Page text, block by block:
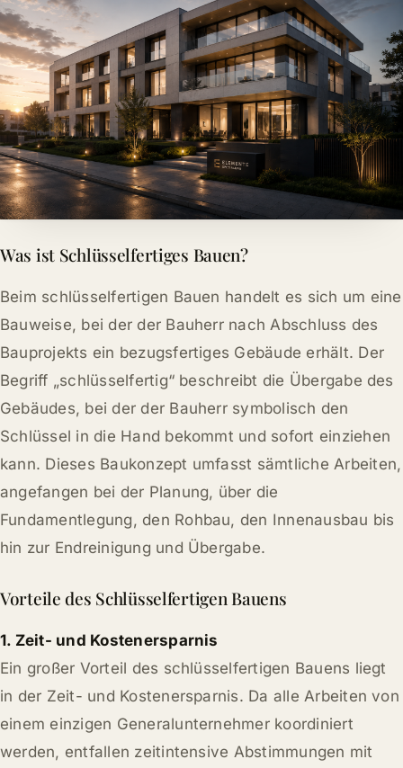
Was ist Schlüsselfertiges Bauen?
Beim schlüsselfertigen Bauen handelt es sich um eine
Bauweise, bei der der Bauherr nach Abschluss des
Bauprojekts ein bezugsfertiges Gebäude erhält. Der
Begriff „schlüsselfertig“ beschreibt die Übergabe des
Gebäudes, bei der der Bauherr symbolisch den
Schlüssel in die Hand bekommt und sofort einziehen
kann. Dieses Baukonzept umfasst sämtliche Arbeiten,
angefangen bei der Planung, über die
Fundamentlegung, den Rohbau, den Innenausbau bis
hin zur Endreinigung und Übergabe.
Vorteile des Schlüsselfertigen Bauens
1. Zeit- und Kostenersparnis
Ein großer Vorteil des schlüsselfertigen Bauens liegt
in der Zeit- und Kostenersparnis. Da alle Arbeiten von
einem einzigen Generalunternehmer koordiniert
werden, entfallen zeitintensive Abstimmungen mit